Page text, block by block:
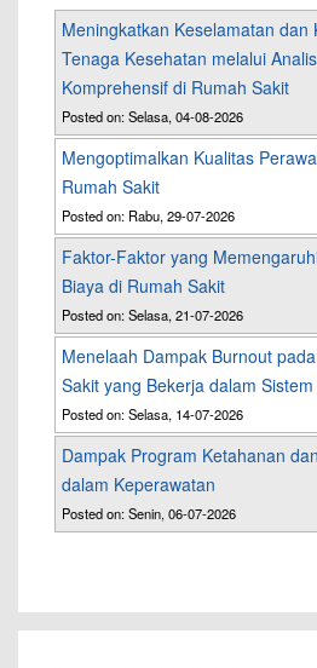
Meningkatkan Keselamatan dan
Tenaga Kesehatan melalui
Komprehensif di Rumah Sakit
Posted on: Selasa, 04-08-2026
Mengoptimalkan Kualitas
Rumah Sakit
Posted on: Rabu, 29-07-2026
Faktor-Faktor yang
Biaya di Rumah Sakit
Posted on: Selasa, 21-07-2026
Menelaah Dampak Burnout
Sakit yang Bekerja dalam
Posted on: Selasa, 14-07-2026
Dampak Program Ketahanan
dalam Keperawatan
Posted on: Senin, 06-07-2026